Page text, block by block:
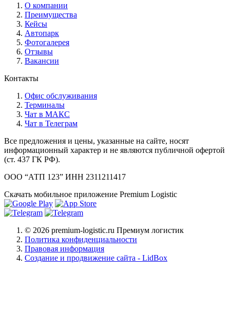
О компании
Преимущества
Кейсы
Автопарк
Фотогалерея
Отзывы
Вакансии
Контакты
Офис обслуживания
Терминалы
Чат в МАКС
Чат в Телеграм
Все предложения и цены, указанные на сайте, носят
информационный характер и не являются публичной офертой
(ст. 437 ГК РФ).
ООО “АТП 123” ИНН 2311211417
Скачать мобильное приложение Premium Logistic
© 2026 premium-logistic.ru Премиум логистик
Политика конфиденциальности
Правовая информация
Создание и продвижение сайта - LidBox